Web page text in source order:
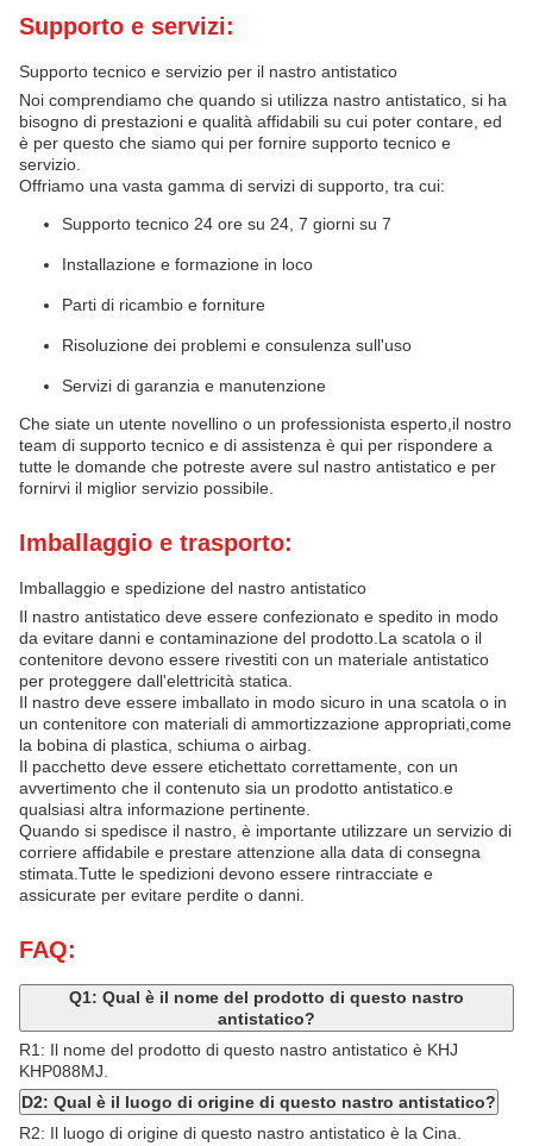
Supporto e servizi:
Supporto tecnico e servizio per il nastro antistatico
Noi comprendiamo che quando si utilizza nastro antistatico, si ha
bisogno di prestazioni e qualità affidabili su cui poter contare, ed
è per questo che siamo qui per fornire supporto tecnico e
servizio.
Offriamo una vasta gamma di servizi di supporto, tra cui:
Supporto tecnico 24 ore su 24, 7 giorni su 7
Installazione e formazione in loco
Parti di ricambio e forniture
Risoluzione dei problemi e consulenza sull'uso
Servizi di garanzia e manutenzione
Che siate un utente novellino o un professionista esperto,il nostro
team di supporto tecnico e di assistenza è qui per rispondere a
tutte le domande che potreste avere sul nastro antistatico e per
fornirvi il miglior servizio possibile.
Imballaggio e trasporto:
Imballaggio e spedizione del nastro antistatico
Il nastro antistatico deve essere confezionato e spedito in modo
da evitare danni e contaminazione del prodotto.La scatola o il
contenitore devono essere rivestiti con un materiale antistatico
per proteggere dall'elettricità statica.
Il nastro deve essere imballato in modo sicuro in una scatola o in
un contenitore con materiali di ammortizzazione appropriati,come
la bobina di plastica, schiuma o airbag.
Il pacchetto deve essere etichettato correttamente, con un
avvertimento che il contenuto sia un prodotto antistatico.e
qualsiasi altra informazione pertinente.
Quando si spedisce il nastro, è importante utilizzare un servizio di
corriere affidabile e prestare attenzione alla data di consegna
stimata.Tutte le spedizioni devono essere rintracciate e
assicurate per evitare perdite o danni.
FAQ:
Q1: Qual è il nome del prodotto di questo nastro
antistatico?
R1: Il nome del prodotto di questo nastro antistatico è KHJ
KHP088MJ.
D2: Qual è il luogo di origine di questo nastro antistatico?
R2: Il luogo di origine di questo nastro antistatico è la Cina.